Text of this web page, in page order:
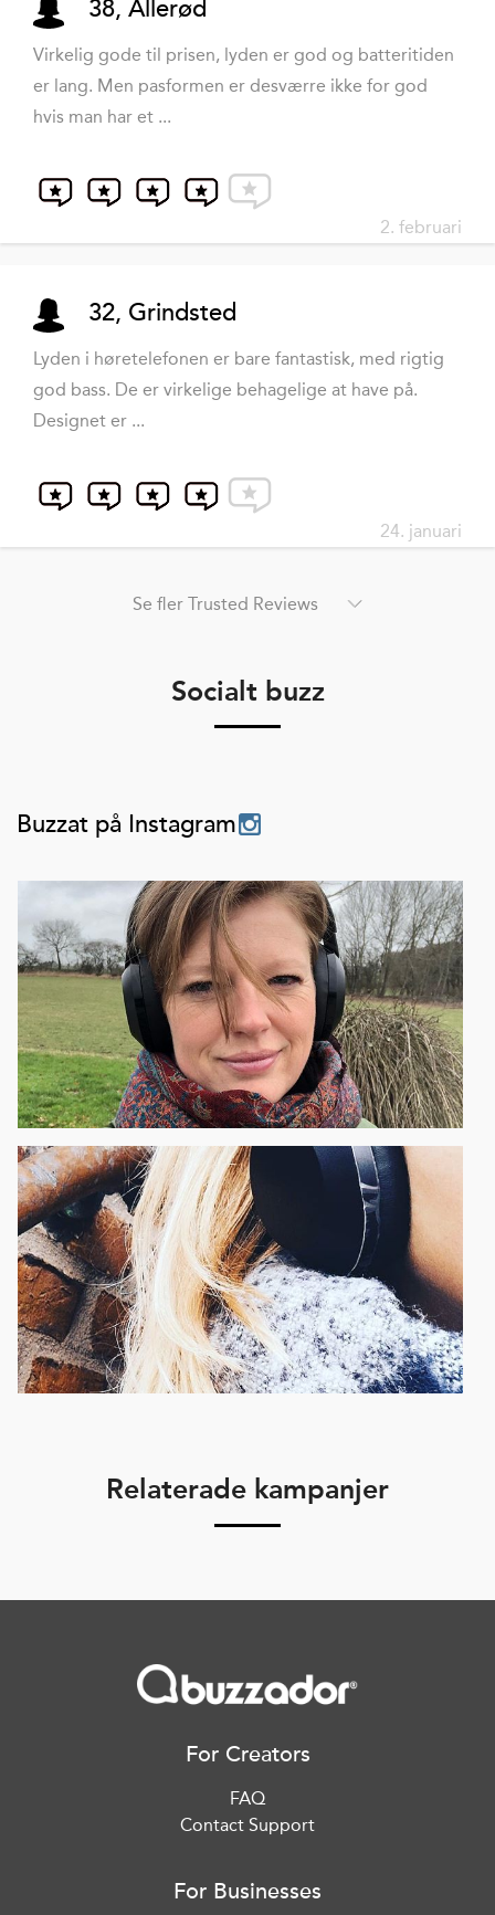
38, Allerød
Virkelig gode til prisen, lyden er god og batteritiden
er lang. Men pasformen er desværre ikke for god
hvis man har et ...
2. februari
32, Grindsted
Lyden i høretelefonen er bare fantastisk, med rigtig
god bass. De er virkelige behagelige at have på.
Designet er ...
24. januari
Se fler Trusted Reviews
Socialt buzz
Buzzat på Instagram
Relaterade kampanjer
For Creators
FAQ
Contact Support
For Businesses